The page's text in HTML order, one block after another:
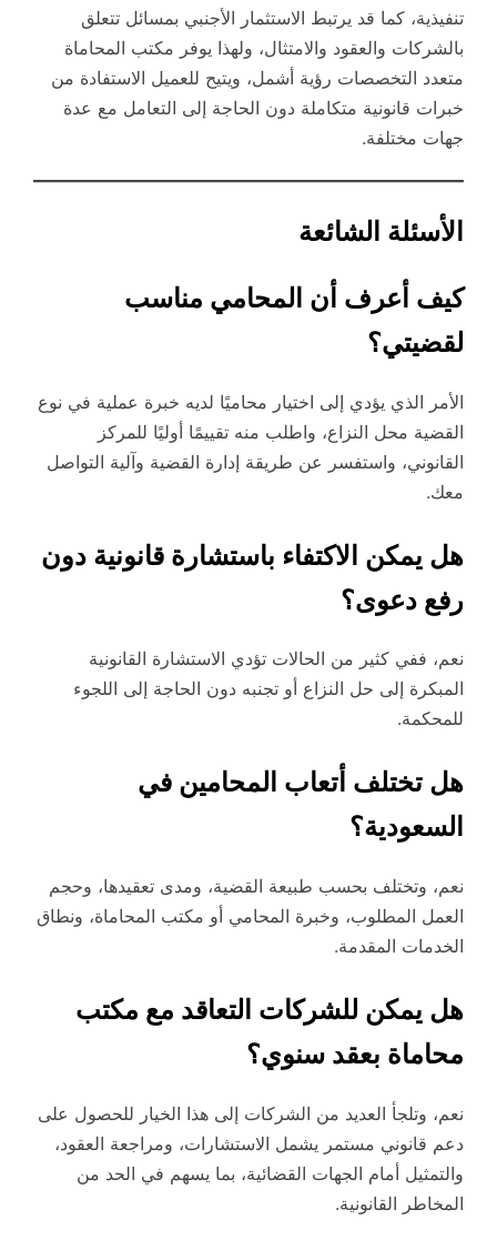
تنفيذية، كما قد يرتبط الاستثمار الأجنبي بمسائل تتعلق
بالشركات والعقود والامتثال، ولهذا يوفر مكتب المحاماة
متعدد التخصصات رؤية أشمل، ويتيح للعميل الاستفادة من
خبرات قانونية متكاملة دون الحاجة إلى التعامل مع عدة
جهات مختلفة.
الأسئلة الشائعة
كيف أعرف أن المحامي مناسب
لقضيتي؟
الأمر الذي يؤدي إلى اختيار محاميًا لديه خبرة عملية في نوع
القضية محل النزاع، واطلب منه تقييمًا أوليًا للمركز
القانوني، واستفسر عن طريقة إدارة القضية وآلية التواصل
معك.
هل يمكن الاكتفاء باستشارة قانونية دون
رفع دعوى؟
نعم، ففي كثير من الحالات تؤدي الاستشارة القانونية
المبكرة إلى حل النزاع أو تجنبه دون الحاجة إلى اللجوء
للمحكمة.
هل تختلف أتعاب المحامين في
السعودية؟
نعم، وتختلف بحسب طبيعة القضية، ومدى تعقيدها، وحجم
العمل المطلوب، وخبرة المحامي أو مكتب المحاماة، ونطاق
الخدمات المقدمة.
هل يمكن للشركات التعاقد مع مكتب
محاماة بعقد سنوي؟
نعم، وتلجأ العديد من الشركات إلى هذا الخيار للحصول على
دعم قانوني مستمر يشمل الاستشارات، ومراجعة العقود،
والتمثيل أمام الجهات القضائية، بما يسهم في الحد من
المخاطر القانونية.